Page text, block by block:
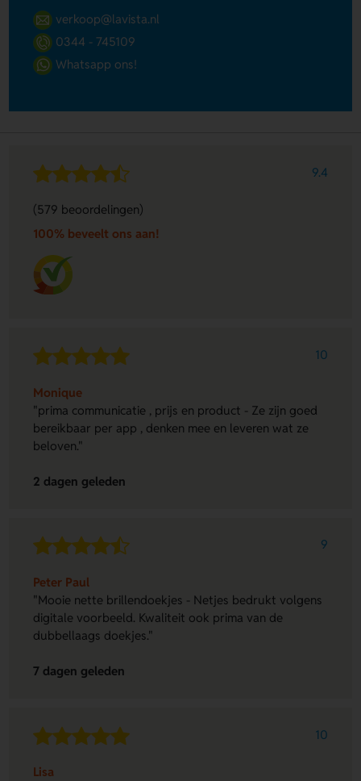
verkoop@lavista.nl
0344 - 745109
Whatsapp ons!
9.4
(579 beoordelingen)
100% beveelt ons aan!
10
Monique
"prima communicatie , prijs en product - Ze zijn goed
bereikbaar per app , denken mee en leveren wat ze
beloven."
2 dagen geleden
9
Peter Paul
"Mooie nette brillendoekjes - Netjes bedrukt volgens
digitale voorbeeld. Kwaliteit ook prima van de
dubbellaags doekjes."
7 dagen geleden
10
Lisa